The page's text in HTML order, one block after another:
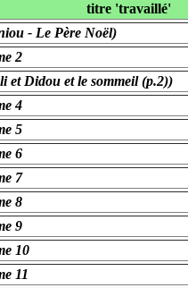
titre 'travaillé'
- Le Père Noël)
2
et Didou et le sommeil (p.2))
4
5
6
7
8
9
10
11